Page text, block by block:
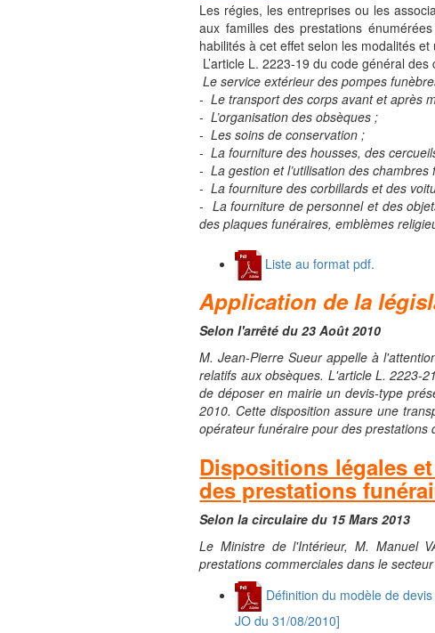
Les régies, les entreprises ou les
aux familles des prestations
habilités à cet effet selon les modalités
L’article L. 2223-19 du code général
Le service extérieur des pompes
- Le transport des corps avant et après
- L’organisation des obsèques ;
- Les soins de conservation ;
- La fourniture des housses, des
- La gestion et l’utilisation des chambres
- La fourniture des corbillards et des
- La fourniture de personnel et des
des plaques funéraires, emblèmes
Liste au format pdf.
Application de la
Selon l'arrêté du 23 Août 2010
M. Jean-Pierre Sueur appelle à
relatifs aux obsèques. L'article L. 2223-
de déposer en mairie un devis-type
2010. Cette disposition assure une
opérateur funéraire pour des prestations
Dispositions légales
des prestations
Selon la circulaire du 15 Mars 2013
Le Ministre de l'Intérieur, M. Manuel
prestations commerciales dans le
Définition du modèle de
JO du 31/08/2010]